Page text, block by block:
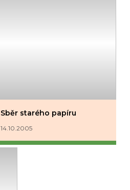
Sběr starého papíru
14.10.2005